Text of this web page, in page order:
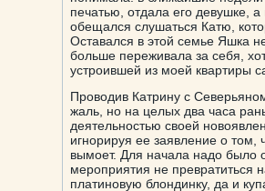
печатью, отдала его девушке,
обещался слушаться Катю,
Оставался в этой семье Яшка
больше переживала за себя,
устроившей из моей квартиры
Проводив Катрину с
жаль, но на целых два часа
деятельностью своей
игнорируя ее заявление о том,
вымоет. Для начала надо было
мероприятия не превратиться
платиновую блондинку, да и